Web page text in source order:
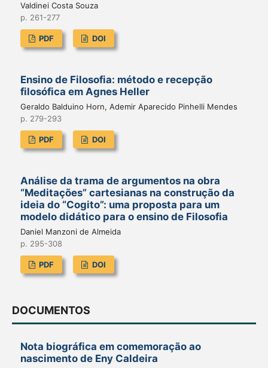
Valdinei Costa Souza
p. 261-277
PDF DOI
Ensino de Filosofia: método e recepção
filosófica em Agnes Heller
Geraldo Balduino Horn, Ademir Aparecido Pinhelli Mendes
p. 279-293
PDF DOI
Análise da trama de argumentos na obra
“Meditações” cartesianas na construção da
ideia do “Cogito”: uma proposta para um
modelo didático para o ensino de Filosofia
Daniel Manzoni de Almeida
p. 295-308
PDF DOI
DOCUMENTOS
Nota biográfica em comemoração ao
nascimento de Eny Caldeira